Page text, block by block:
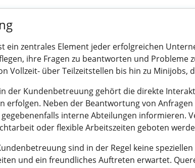
ein zentrales Element jeder erfolgreichen
ihre Fragen zu beantworten und
Vollzeit- über Teilzeitstellen bis hin zu
der Kundenbetreuung gehört die direkte
erfolgen. Neben der Beantwortung von
interne Abteilungen informieren.
oder flexible Arbeitszeiten geboten
sind in der Regel keine
und ein freundliches Auftreten erwartet.